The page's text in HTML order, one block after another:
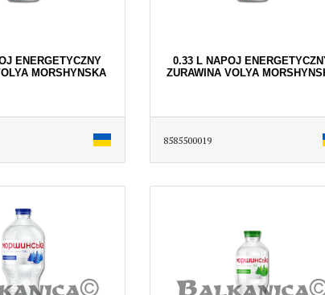
ENERGETYCZNY
MORSHYNSKA
0.33 L NAPOJ
ZURAWINA VOLYA
8585500019